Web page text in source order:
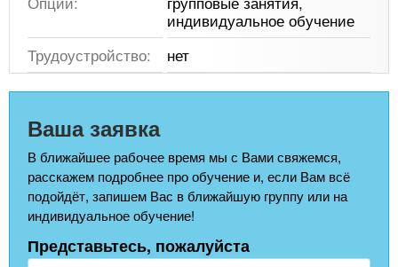
индивидуальное обучение
Трудоустройство:
нет
Ваша заявка
В ближайшее рабочее время мы с Вами свяжемся,
расскажем подробнее про обучение и, если Вам всё
подойдёт, запишем Вас в ближайшую группу или на
индивидуальное обучение!
Представьтесь, пожалуйста